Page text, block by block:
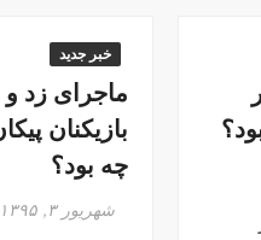
خبر جدید
ماجرای زد
بازیکنان
چه بود؟
شهریور ۳, ۱۳۹۵